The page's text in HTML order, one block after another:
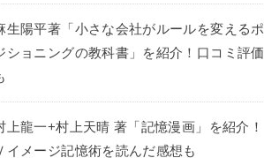
生陽平著「小さな会社がルールを変えるポ
ショニングの教科書」を紹介！口コミ評価
上龍一+村上天晴 著「記憶漫画」を紹介！
イメージ記憶術を読んだ感想も